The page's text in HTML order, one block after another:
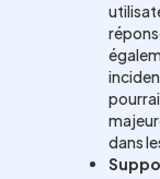
dans